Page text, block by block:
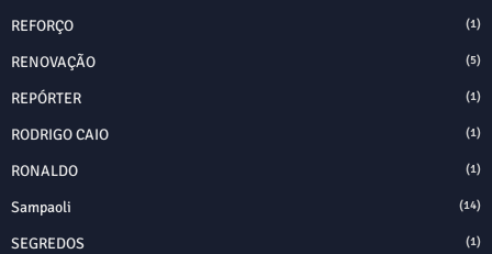
REFORÇO (1)
RENOVAÇÃO (5)
REPÓRTER (1)
RODRIGO CAIO (1)
RONALDO (1)
Sampaoli (14)
SEGREDOS (1)